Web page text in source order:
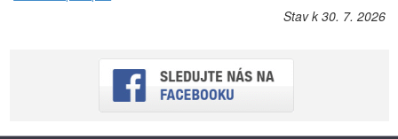
Stav k 30. 7. 2026